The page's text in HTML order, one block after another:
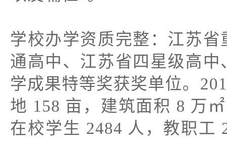
学校办学资质完整：江苏
通高中、江苏省四星级高
学成果特等奖获奖单位。
地 158 亩，建筑面积 8 万
在校学生 2484 人，教职工